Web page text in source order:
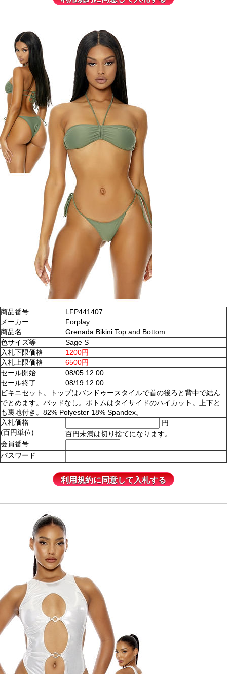
商品番号
LFP441407
メーカー
Forplay
商品名
Grenada Bikini Top and Bottom
色サイズ等
Sage S
入札下限価格
1200円
入札上限価格
6500円
セール開始
08/05 12:00
セール終了
08/19 12:00
ビキニセット。トップはバンドゥースタイルで首の後ろと背中で結ん
でとめます。パッドなし。ボトムはタイサイドのハイカット。上下と
も裏地付き。82% Polyester 18% Spandex。
入札価格
(百円単位)
円
百円未満は切り捨てになります。
会員番号
パスワード